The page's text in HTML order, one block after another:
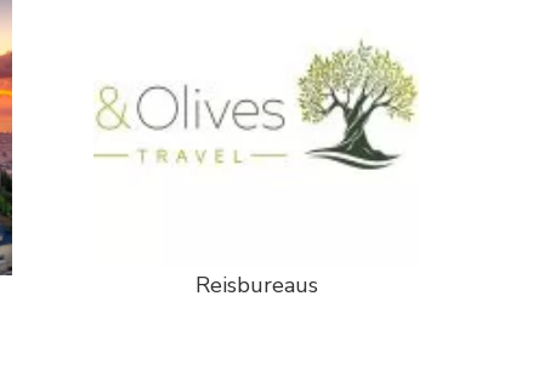
Reisbureaus